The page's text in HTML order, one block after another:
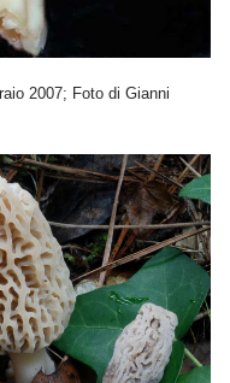
2007; Foto di Gianni